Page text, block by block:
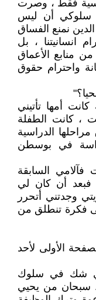
فقط ، وصرت
سلوكي أن ليس
نمنع الفساق
انسانيتنا ، بل
منابع الأعماق
واحترام حقوق
أمها تأتيني
، كانت الطفلة
الدراسية
في بوسطن
السابقة
فبعد أن كان لي
وجدتني أتحرر
فكرة تنطلق من
الأولى لأحد
شك في سلوك
سبحان من يحيي